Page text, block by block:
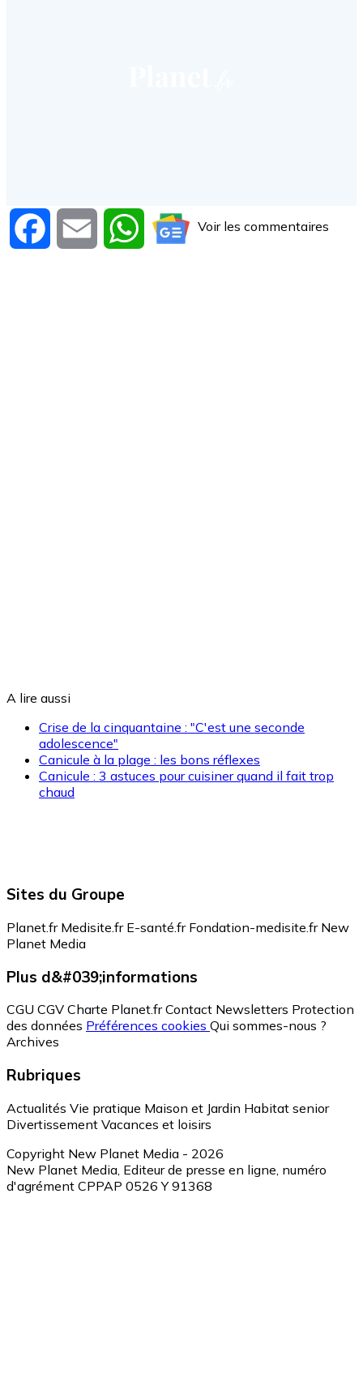
Facebook Email WhatsAppVoir les commentaires
A lire aussi
Crise de la cinquantaine : "C'est une seconde
adolescence"
Canicule à la plage : les bons réflexes
Canicule : 3 astuces pour cuisiner quand il fait trop
chaud
Sites du Groupe
Planet.fr Medisite.fr E-santé.fr Fondation-medisite.fr New
Planet Media
Plus d&#039;informations
CGU CGV Charte Planet.fr Contact Newsletters Protection
des données Préférences cookies Qui sommes-nous ?
Archives
Rubriques
Actualités Vie pratique Maison et Jardin Habitat senior
Divertissement Vacances et loisirs
Copyright New Planet Media - 2026
New Planet Media, Editeur de presse en ligne, numéro
d'agrément CPPAP 0526 Y 91368